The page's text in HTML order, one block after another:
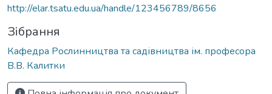
http://elar.tsatu.edu.ua/handle/123456789/8656
Зібрання
Кафедра Рослинництва та садівництва ім. професора
В.В. Калитки